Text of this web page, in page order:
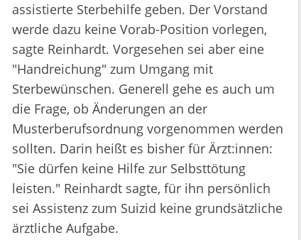
assistierte Sterbehilfe geben. Der Vorstand
werde dazu keine Vorab-Position vorlegen,
sagte Reinhardt. Vorgesehen sei aber eine
"Handreichung" zum Umgang mit
Sterbewünschen. Generell gehe es auch um
die Frage, ob Änderungen an der
Musterberufsordnung vorgenommen werden
sollten. Darin heißt es bisher für Ärzt:innen:
"Sie dürfen keine Hilfe zur Selbsttötung
leisten." Reinhardt sagte, für ihn persönlich
sei Assistenz zum Suizid keine grundsätzliche
ärztliche Aufgabe.